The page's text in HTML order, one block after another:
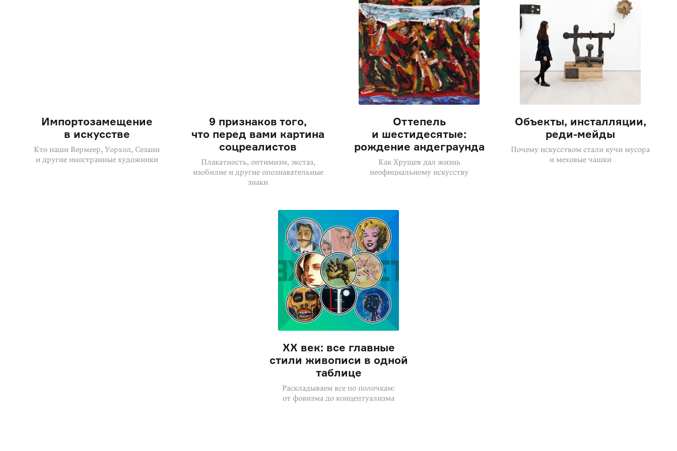
Импортозамещение
в искусстве
Кто наши Вермеер, Уорхол, Сезанн
и другие иностранные художники
9 признаков того,
что перед вами картина
соцреалистов
Плакатность, оптимизм, экстаз,
изобилие и другие опознавательные
знаки
Оттепель
и шестидесятые:
рождение андеграунда
Как Хрущев дал жизнь
неофициальному искусству
Объекты, инсталляции,
реди-мейды
Почему искусством стали кучи мусора
и меховые чашки
XX век: все главные
стили живописи в одной
таблице
Раскладываем все по полочкам:
от фовизма до концептуализма